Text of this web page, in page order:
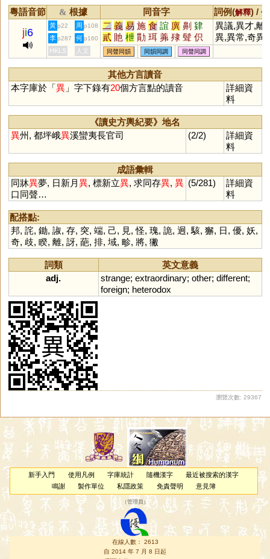
粵語音節 & 根據 同音字 詞例(解釋) /
ji6
黃 p22 周 p108 二 義 易 施 食 誼 廙 劓 肄
貳 貤 枻 勩 珥 羛 殔 髶 伿
衈 毦 儗 樲 潩 咡 刵 佴 异
異議,異才,離
異,異常,奇異
李 p287 何 p160
HKLS 人文 同聲同韻 同韻同調 同聲同調
其他方言讀音
本字庫於「異」字下錄有20個方言點的讀音
詳細資
料
《讀史方輿紀要》地名
異州, 都坪峨異溪蠻夷長官司 (2/2)
詳細資
料
成語彙輯
同牀異夢, 日新月異, 標新立異, 求同存異, 異
口同聲…
(5/281)
詳細資
料
配搭點:
邦, 詫, 鋤, 諔, 存, 突, 端, 己, 見,怪, 瑰, 詭, 迥, 駭, 獬, 日, 優, 妖,
奇, 歧, 睽, 離, 訝, 葩, 排, 域, 畛, 將, 獙
詞類
英文意義
adj.
strange; extraordinary; other; different;
foreign; heterodox
瀏覽次數: 29367
新手入門 使用凡例 字庫統計 隨機漢字
最近被搜索的漢字
鳴謝
製作單位 私隱政策 免責聲明 意見簿
（管理員 ）
在線人數： 2613
自 2014 年 7 月 8 日起